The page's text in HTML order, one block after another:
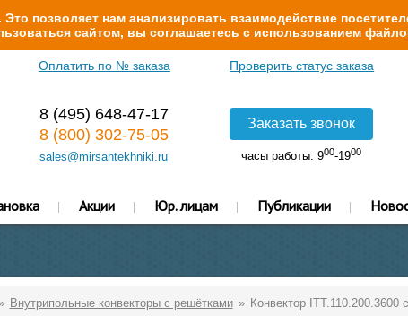
позволяет нам анализировать взаимодействие
сайтом, вы соглашаетесь с использованием
Оплатить по № заказа Проверить статус заказа
8 (495) 648-47-17
8 (800) 302-75-05
sales@mirsantekhniki.ru
Заказать звонок
часы работы: 900-1900
Акции Юр. лицам Публикации
Внутрипольные конвекторы с решётками Конвектор ITT.110.200.3600